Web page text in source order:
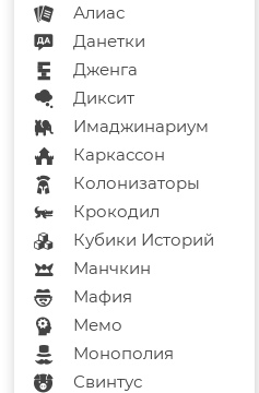
Алиас
Данетки
Дженга
Диксит
Имаджинариум
Каркассон
Колонизаторы
Крокодил
Кубики Историй
Манчкин
Мафия
Мемо
Монополия
Свинтус